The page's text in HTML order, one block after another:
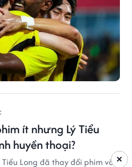
ít nhưng Lý Tiểu
huyền thoại?
Long đã thay đổi phim võ ×